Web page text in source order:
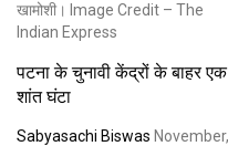
पटना के चुनावी केंद्रों के बाहर एक
शांत घंटा
Sabyasachi Biswas November,